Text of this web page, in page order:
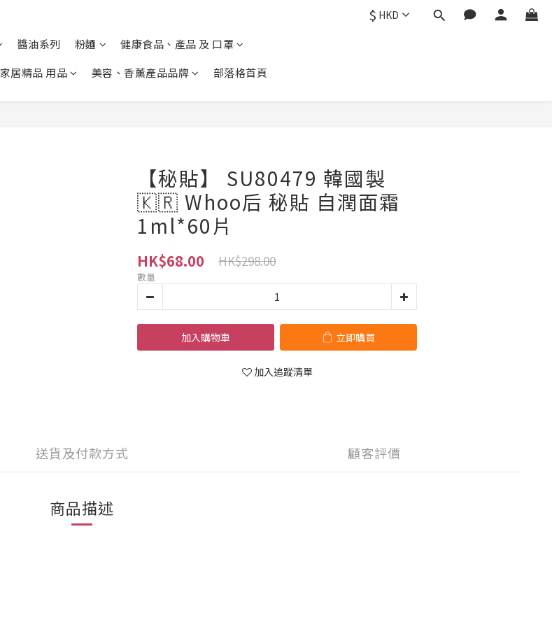
$ HKD
醬油系列 粉麵
健康食品、產品 及 口罩
家居精品 用品 美容、香薰產品品牌 部落格首頁
【秘貼】 SU80479 韓國製
🇰🇷 Whoo后 秘貼 自潤面霜
1ml*60片
HK$68.00 HK$298.00
數量
加入購物車 立即購買
加入追蹤清單
送貨及付款方式 顧客評價
商品描述